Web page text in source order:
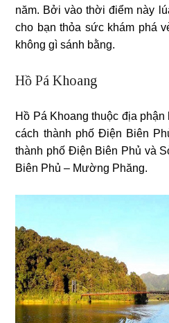
năm. Bởi vào thời điểm này
cho bạn thỏa sức khám phá
không gì sánh bằng.
Hồ Pá Khoang
Hồ Pá Khoang thuộc địa
cách thành phố Điện Biên
thành phố Điện Biên Phủ và
Biên Phủ – Mường Phăng.